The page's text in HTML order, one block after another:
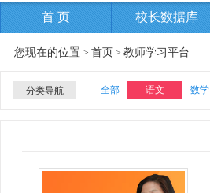
首 页 校长数据库
您现在的位置 > 首页 > 教师学习平台
分类导航 全部 语文 数学